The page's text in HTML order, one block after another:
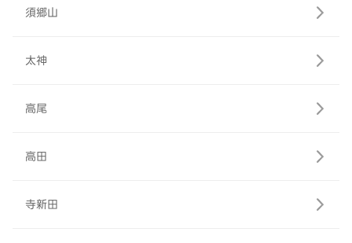
須郷山
太神
高尾
高田
寺新田